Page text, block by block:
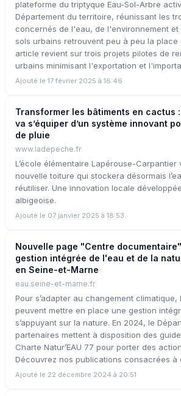
plateforme du triptyque Eau-Sol-Arbre
Département du territoire, réunissant les
concernés de l'eau, de l'environnement et
sols urbains retrouvent peu à peu la place
article revient sur trois projets pilotes de
urbains minimisant l'exportation et
Ajouté le 17 février 2025 à 16:46
Transformer les bâtiments en cactus
va s’équiper d’un système innovant
de pluie
www.ladepeche.fr
L’école élémentaire Lapérouse-Carpantier
nouvelle toiture qui stockera désormais
réutiliser. Une innovation locale
albigeoise.
Ajouté le 07 janvier 2025 à 18:53
Nouvelle page "Centre
gestion intégrée de l'eau et de la
en Seine-et-Marne
eau.seine-et-marne.fr
Pour s’adapter au changement
peuvent mettre en place une gestion
s’appuyant sur la nature. En 2024, le
partenaires mettent à disposition des
Charte Natur’EAU 77 pour porter des
Découvrez nos publications consacrées à
Ajouté le 22 décembre 2024 à 20:51